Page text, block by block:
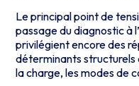
Le principal point de
passage du diagnostic à
privilégient encore des
déterminants structurels
la charge, les modes de